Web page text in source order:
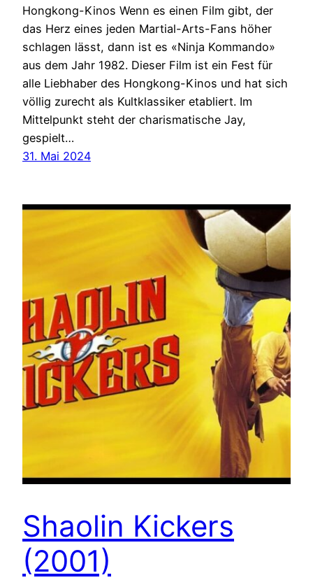
Hongkong-Kinos Wenn es einen Film gibt, der
das Herz eines jeden Martial-Arts-Fans höher
schlagen lässt, dann ist es «Ninja Kommando»
aus dem Jahr 1982. Dieser Film ist ein Fest für
alle Liebhaber des Hongkong-Kinos und hat sich
völlig zurecht als Kultklassiker etabliert. Im
Mittelpunkt steht der charismatische Jay,
gespielt…
31. Mai 2024
Shaolin Kickers
(2001)